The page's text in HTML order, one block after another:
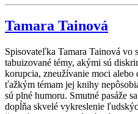
Tamara Tainová
Spisovateľka Tamara Tainová vo
tabuizované témy, akými sú
korupcia, zneužívanie moci alebo
ťažkým témam jej knihy
sú plné humoru. Smutné pasáže
dopĺňa skvelé vykreslenie